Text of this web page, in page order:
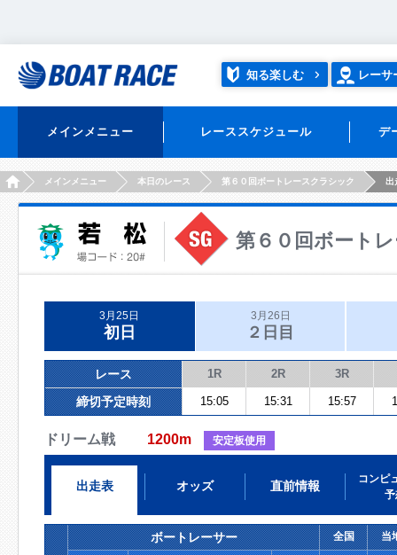
知る楽しむ レーサ
メインメニュー レーススケジュール デ
HOMEメインメニュー 本日のレース 第６０回ボートレースクラシック 出
第６０回ボート
3月25日
初日
3月26日
２日目
レース 1R 2R 3R
締切予定時刻 15:05 15:31 15:57
ドリーム戦 1200m 安定板使用
出走表 オッズ 直前情報
コンピ
予
ボートレーサー 全国 当